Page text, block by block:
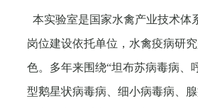
本实验室是国家水禽产业技术体
岗位建设依托单位，水禽疫病研
色。多年来围绕“坦布苏病毒病、
型鹅星状病毒病、细小病毒病、